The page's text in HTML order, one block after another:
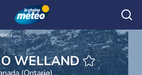
METEO WELLAND